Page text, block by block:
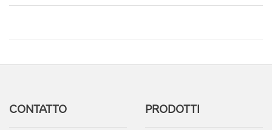
CONTATTO PRODOTTI